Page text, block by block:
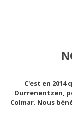
C'est en
Durrenentzen,
Colmar. Nous